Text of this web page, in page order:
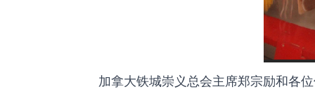
加拿大铁城崇义总会主席郑宗励和各